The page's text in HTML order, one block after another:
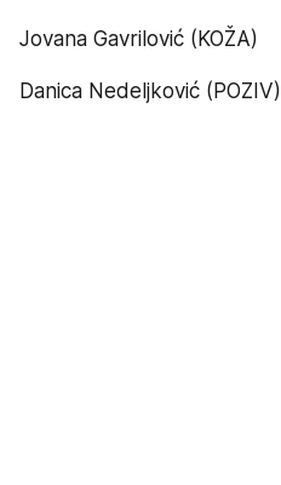
Jovana Gavrilović (KOŽA)
Danica Nedeljković (POZIV)